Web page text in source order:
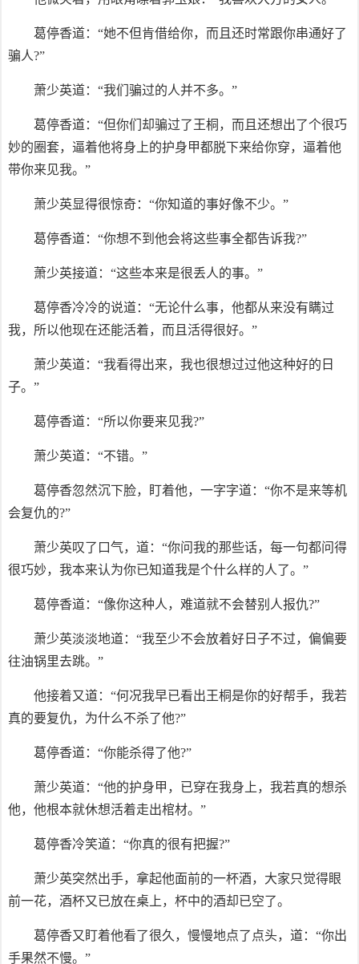
葛停香道：“她不但肯借给你，而且还时常跟你串通好了
骗人?”
萧少英道：“我们骗过的人并不多。”
葛停香道：“但你们却骗过了王桐，而且还想出了个很巧
妙的圈套，逼着他将身上的护身甲都脱下来给你穿，逼着他
带你来见我。”
萧少英显得很惊奇：“你知道的事好像不少。”
葛停香道：“你想不到他会将这些事全都告诉我?”
萧少英接道：“这些本来是很丢人的事。”
葛停香冷冷的说道：“无论什么事，他都从来没有瞒过
我，所以他现在还能活着，而且活得很好。”
萧少英道：“我看得出来，我也很想过过他这种好的日
子。”
葛停香道：“所以你要来见我?”
萧少英道：“不错。”
葛停香忽然沉下脸，盯着他，一字字道：“你不是来等机
会复仇的?”
萧少英叹了口气，道：“你问我的那些话，每一句都问得
很巧妙，我本来认为你已知道我是个什么样的人了。”
葛停香道：“像你这种人，难道就不会替别人报仇?”
萧少英淡淡地道：“我至少不会放着好日子不过，偏偏要
往油锅里去跳。”
他接着又道：“何况我早已看出王桐是你的好帮手，我若
真的要复仇，为什么不杀了他?”
葛停香道：“你能杀得了他?”
萧少英道：“他的护身甲，已穿在我身上，我若真的想杀
他，他根本就休想活着走出棺材。”
葛停香冷笑道：“你真的很有把握?”
萧少英突然出手，拿起他面前的一杯酒，大家只觉得眼
前一花，酒杯又已放在桌上，杯中的酒却已空了。
葛停香又盯着他看了很久，慢慢地点了点头，道：“你出
手果然不慢。”